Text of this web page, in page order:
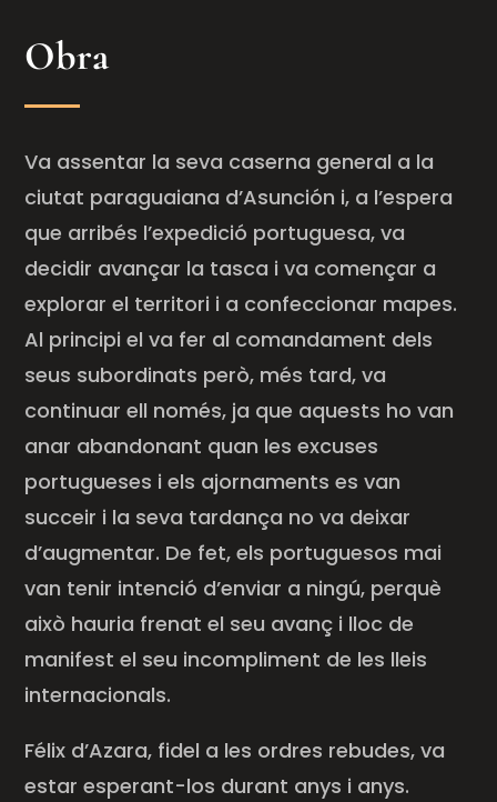
Obra
Va assentar la seva caserna general a la
ciutat paraguaiana d’Asunción i, a l’espera
que arribés l’expedició portuguesa, va
decidir avançar la tasca i va començar a
explorar el territori i a confeccionar mapes.
Al principi el va fer al comandament dels
seus subordinats però, més tard, va
continuar ell només, ja que aquests ho van
anar abandonant quan les excuses
portugueses i els ajornaments es van
succeir i la seva tardança no va deixar
d’augmentar. De fet, els portuguesos mai
van tenir intenció d’enviar a ningú, perquè
això hauria frenat el seu avanç i lloc de
manifest el seu incompliment de les lleis
internacionals.
Félix d’Azara, fidel a les ordres rebudes, va
estar esperant-los durant anys i anys.